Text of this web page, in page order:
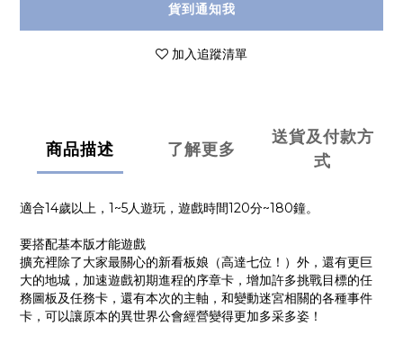
貨到通知我
加入追蹤清單
商品描述 了解更多
送貨及付款方
式
適合14歲以上，1~5人遊玩，遊戲時間120分~180鐘。
要搭配基本版才能遊戲
擴充裡除了大家最關心的新看板娘（高達七位！）外，還有更巨
大的地城，加速遊戲初期進程的序章卡，增加許多挑戰目標的任
務圖板及任務卡，還有本次的主軸，和變動迷宮相關的各種事件
卡，可以讓原本的異世界公會經營變得更加多采多姿！